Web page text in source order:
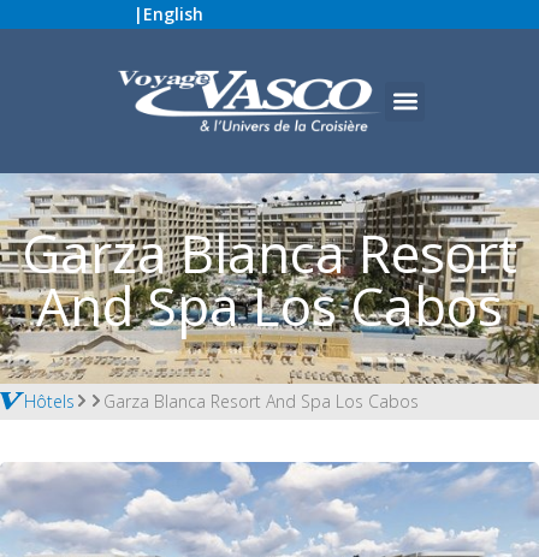
| English
Garza Blanca Resort
And Spa Los Cabos
Hôtels Garza Blanca Resort And Spa Los Cabos